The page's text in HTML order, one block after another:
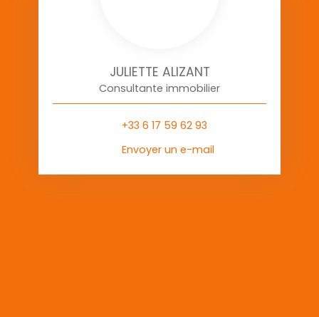
JULIETTE ALIZANT
Consultante immobilier
+33 6 17 59 62 93
Envoyer un e-mail